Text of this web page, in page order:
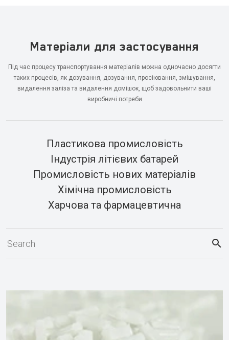
Матеріали для застосування
Під час процесу транспортування матеріалів можна одночасно досягти
таких процесів, як дозування, дозування, просіювання, змішування,
видалення заліза та видалення домішок, щоб задовольнити ваші
виробничі потреби
Пластикова промисловість
Індустрія літієвих батарей
Промисловість нових матеріалів
Хімічна промисловість
Харчова та фармацевтична